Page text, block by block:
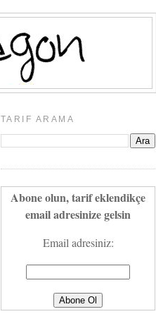
TARIF ARAMA
Abone olun, tarif eklendikçe
email adresinize gelsin
Email adresiniz: